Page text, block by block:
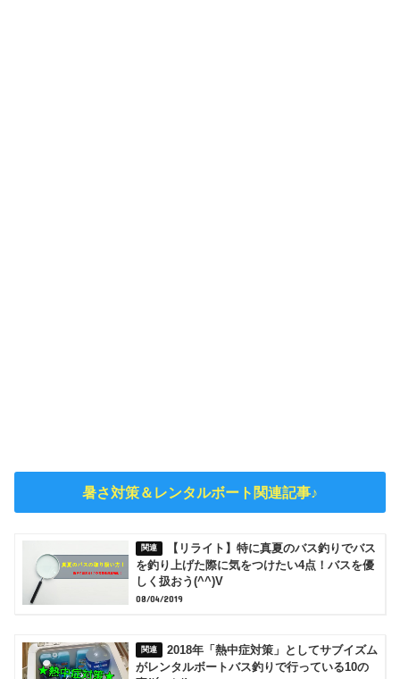
暑さ対策＆レンタルボート関連記事♪
【リライト】特に真夏のバス釣りでバス
を釣り上げた際に気をつけたい4点！バスを優
しく扱おう(^^)V
08/04/2019
2018年「熱中症対策」としてサブイズム
がレンタルボートバス釣りで行っている10の